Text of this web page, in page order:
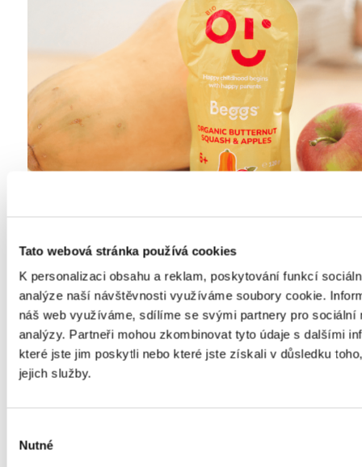
Tato webová stránka používá cookies
K personalizaci obsahu a reklam, poskytování funkcí
analýze naší návštěvnosti využíváme soubory cookie.
náš web využíváme, sdílíme se svými partnery pro sociální
analýzy. Partneři mohou zkombinovat tyto údaje s dalšími
které jste jim poskytli nebo které jste získali v důsledku
jejich služby.
souhlasu
Nutné
v BIO kvalitěsi Vaši nejmenší zamilují na první ochutnání
VÍCE